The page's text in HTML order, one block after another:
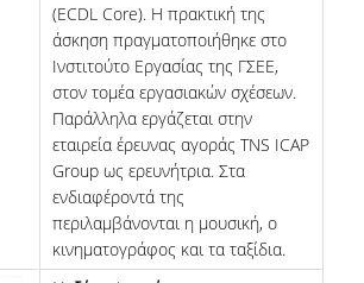
(ECDL Core). Η πρακτική της
άσκηση πραγματοποιήθηκε στο
Ινστιτούτο Εργασίας της ΓΣΕΕ,
στον τομέα εργασιακών σχέσεων.
Παράλληλα εργάζεται στην
εταιρεία έρευνας αγοράς TNS ICAP
Group ως ερευνήτρια. Στα
ενδιαφέροντά της
περιλαμβάνονται η μουσική, ο
κινηματογράφος και τα ταξίδια.